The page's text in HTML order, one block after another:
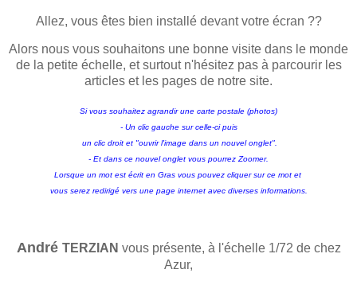
Allez, vous êtes bien installé devant votre écran ??
Alors nous vous souhaitons une bonne visite dans le monde
de la petite échelle, et surtout n'hésitez pas à parcourir les
articles et les pages de notre site.
Si vous souhaitez agrandir une carte postale (photos)
- Un clic gauche sur celle-ci puis
un clic droit et "ouvrir l'image dans un nouvel onglet".
- Et dans ce nouvel onglet vous pourrez Zoomer.
Lorsque un mot est écrit en Gras vous pouvez cliquer sur ce mot et
vous serez redirigé vers une page internet avec diverses informations.
André TERZIAN vous présente, à l'échelle 1/72 de chez
Azur,